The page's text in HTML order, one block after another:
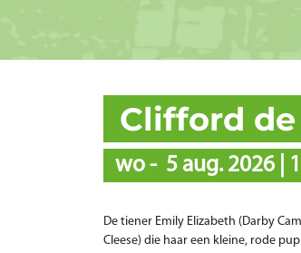
Clifford de
wo- 5 aug. 2026|
De tiener Emily Elizabeth (Darby
Cleese) die haar een kleine, rode